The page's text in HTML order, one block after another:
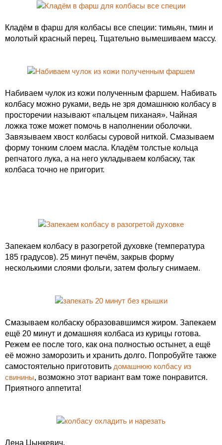
Кладём в фарш для колбасы все специи: тимьян, тмин и
молотый красный перец. Тщательно вымешиваем массу.
Набиваем чулок из кожи полученным фаршем. Набивать
колбасу можно руками, ведь не зря домашнюю колбасу в
просторечии называют «пальцем пиханая». Чайная
ложка тоже может помочь в наполнении оболочки.
Завязываем хвост колбасы суровой ниткой. Смазываем
форму тонким слоем масла. Кладём толстые кольца
репчатого лука, а на него укладываем колбаску, так
колбаса точно не пригорит.
Запекаем колбасу в разогретой духовке (температура
185 градусов). 25 минут печём, закрыв форму
несколькими слоями фольги, затем фольгу снимаем.
Смазываем колбаску образовавшимся жиром. Запекаем
ещё 20 минут и домашняя колбаса из курицы готова.
Режем ее после того, как она полностью остынет, а ещё
её можно заморозить и хранить долго. Попробуйте также
самостоятельно приготовить домашнюю колбасу из
свинины, возможно этот вариант вам тоже понравится.
Приятного аппетита!
Лена Цынкевич.